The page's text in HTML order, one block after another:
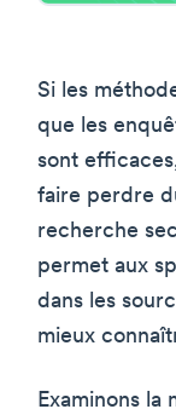
Si les
que les
sont
faire perdre
recherche
permet aux
dans les
mieux
Examinons la